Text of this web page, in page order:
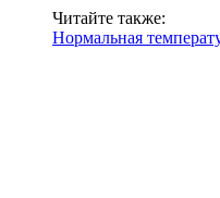
Читайте также:
Нормальная